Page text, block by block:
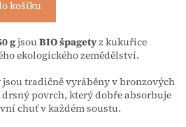
košíku
gjsouBIO špagetyz kukuřice
ekologického zemědělství.
tradičně vyráběny v bronzových
povrch, který dobře absorbuje
chuť v každém soustu.